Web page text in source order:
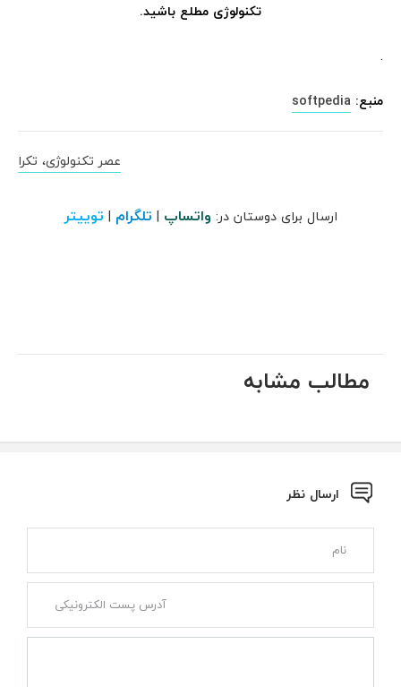
تکنولوژی مطلع باشید.
.
منبع: softpedia
عصر تکنولوژی، تکرا
ارسال برای دوستان در: واتساپ | تلگرام | توییتر
مطالب مشابه
ارسال نظر